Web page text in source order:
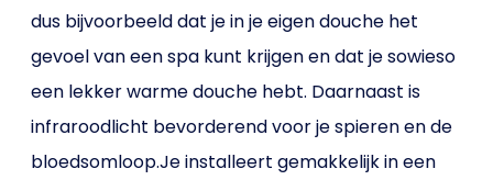
dus bijvoorbeeld dat je in je eigen douche het
gevoel van een spa kunt krijgen en dat je sowieso
een lekker warme douche hebt. Daarnaast is
infraroodlicht bevorderend voor je spieren en de
bloedsomloop.Je installeert gemakkelijk in een